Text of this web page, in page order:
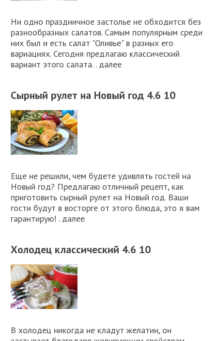
Ни одно праздничное застолье не обходится без
разнообразных салатов. Самым популярным среди
них был и есть салат "Оливье" в разных его
вариациях. Сегодня предлагаю классический
вариант этого салата. . далее
Сырный рулет на Новый год 4.6 10
Еще не решили, чем будете удивлять гостей на
Новый год? Предлагаю отличный рецепт, как
приготовить сырный рулет на Новый год. Ваши
гости будут в восторге от этого блюда, это я вам
гарантирую! . далее
Холодец классический 4.6 10
В холодец никогда не кладут желатин, он